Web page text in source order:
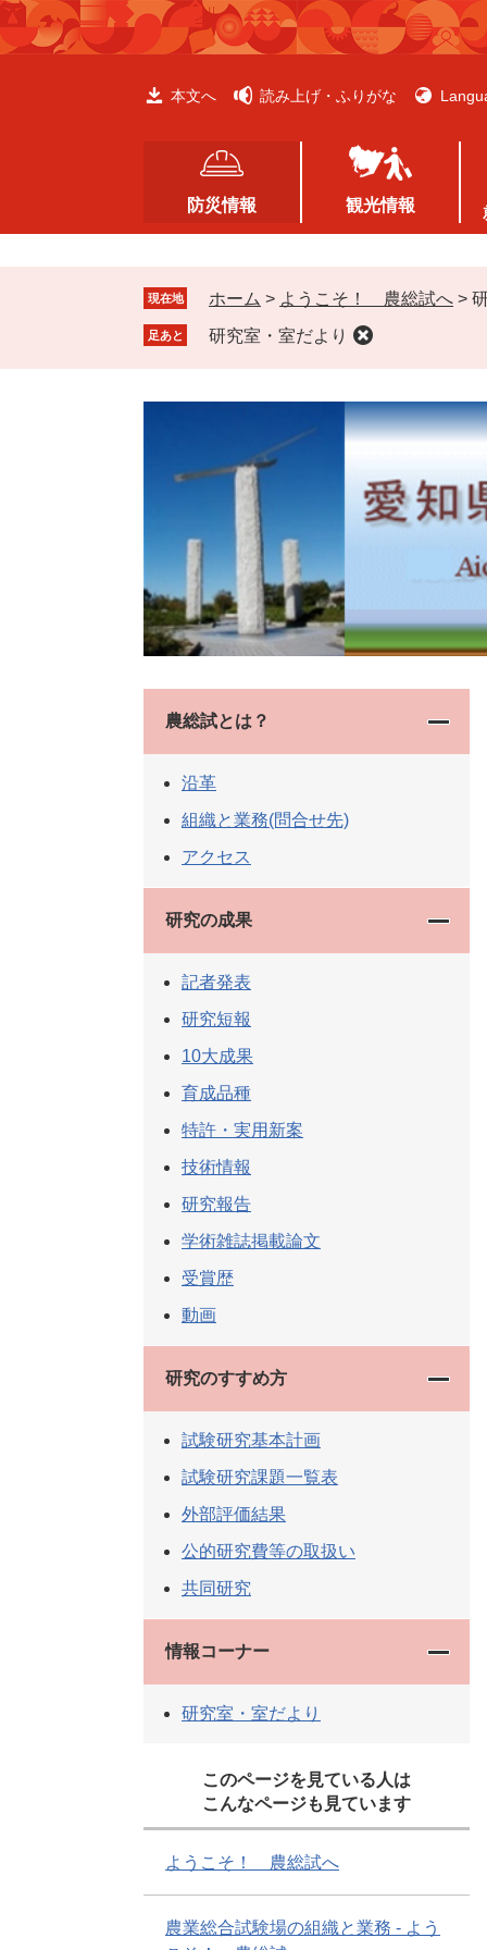
ペ
ー
メ
ニ
本文へ 読み上げ・ふりがな
防災情報 観光情報
現在地 ホーム > ようこそ！ 農総試へ >
足あと 研究室・室だより
農総試とは？
沿革
組織と業務(問合せ先)
アクセス
研究の成果
記者発表
研究短報
10大成果
育成品種
特許・実用新案
技術情報
研究報告
学術雑誌掲載論文
受賞歴
動画
研究のすすめ方
試験研究基本計画
試験研究課題一覧表
外部評価結果
公的研究費等の取扱い
共同研究
情報コーナー
研究室・室だより
このページを見ている人は
こんなページも見ています
ようこそ！ 農総試へ
農業総合試験場の組織と業務 - よう